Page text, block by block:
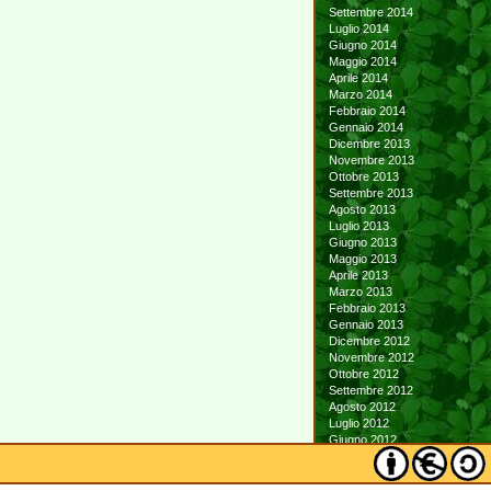
Settembre 2014
Luglio 2014
Giugno 2014
Maggio 2014
Aprile 2014
Marzo 2014
Febbraio 2014
Gennaio 2014
Dicembre 2013
Novembre 2013
Ottobre 2013
Settembre 2013
Agosto 2013
Luglio 2013
Giugno 2013
Maggio 2013
Aprile 2013
Marzo 2013
Febbraio 2013
Gennaio 2013
Dicembre 2012
Novembre 2012
Ottobre 2012
Settembre 2012
Agosto 2012
Luglio 2012
Giugno 2012
Maggio 2012
Aprile 2012